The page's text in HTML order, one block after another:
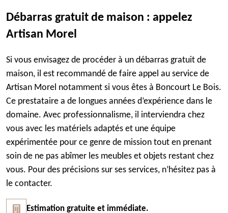
Débarras gratuit de maison : appelez
Artisan Morel
Si vous envisagez de procéder à un débarras gratuit de
maison, il est recommandé de faire appel au service de
Artisan Morel notamment si vous êtes à Boncourt Le Bois.
Ce prestataire a de longues années d’expérience dans le
domaine. Avec professionnalisme, il interviendra chez
vous avec les matériels adaptés et une équipe
expérimentée pour ce genre de mission tout en prenant
soin de ne pas abîmer les meubles et objets restant chez
vous. Pour des précisions sur ses services, n’hésitez pas à
le contacter.
Estimation gratuite et immédiate.